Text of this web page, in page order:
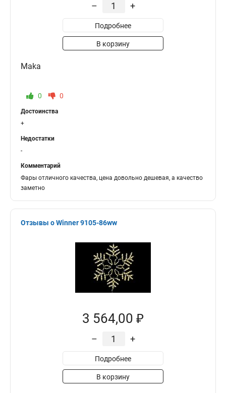
– +
Подробнее
В корзину
Maka
0 0
Достоинства
+
Недостатки
-
Комментарий
Фары отличного качества, цена довольно дешевая, а качество
заметно
Отзывы о Winner 9105-86ww
3 564,00 ₽
– +
Подробнее
В корзину